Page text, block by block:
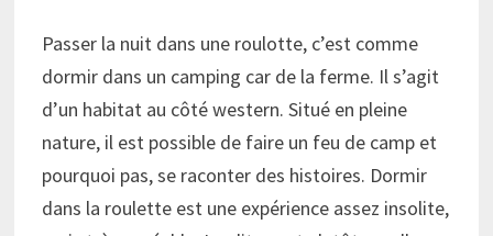
Passer la nuit dans une roulotte, c’est comme
dormir dans un camping car de la ferme. Il s’agit
d’un habitat au côté western. Situé en pleine
nature, il est possible de faire un feu de camp et
pourquoi pas, se raconter des histoires. Dormir
dans la roulette est une expérience assez insolite,